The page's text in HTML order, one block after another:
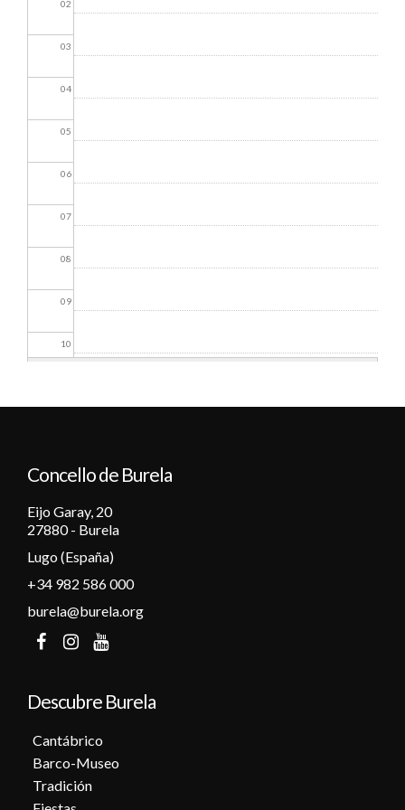
02
03
04
05
06
07
08
09
10
13
14
15
17
20
Concello de Burela
Eijo Garay, 20
27880 - Burela
Lugo (España)
+34 982 586 000
burela@burela.org
Descubre Burela
Cantábrico
Barco-Museo
Tradición